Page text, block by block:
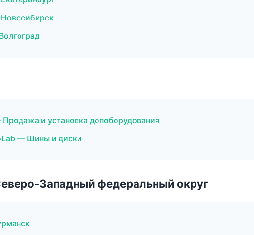
Продажа и установка допоборудования
— Шины и диски
Западный федеральный округ